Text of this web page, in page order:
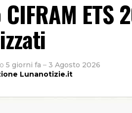
5 giorni fa – 3 Agosto 2026
Lunanotizie.it